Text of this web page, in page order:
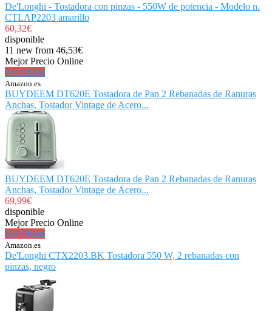
De'Longhi - Tostadora con pinzas - 550W de potencia - Modelo n.
CTLAP2203 amarillo
60,32€
disponible
11 new from 46,53€
Mejor Precio Online
Ver Oferta
Amazon.es
BUYDEEM DT620E Tostadora de Pan 2 Rebanadas de Ranuras
Anchas, Tostador Vintage de Acero...
BUYDEEM DT620E Tostadora de Pan 2 Rebanadas de Ranuras
Anchas, Tostador Vintage de Acero...
69,99€
disponible
Mejor Precio Online
Ver Oferta
Amazon.es
De'Longhi CTX2203.BK Tostadora 550 W, 2 rebanadas con
pinzas, negro